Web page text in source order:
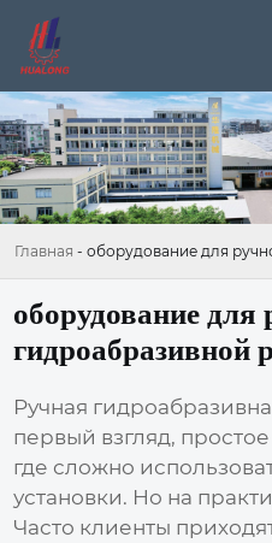
Главная - оборудование для
оборудование для
гидроабразивной
Ручная
первый взгляд,
где сложно
установки. Но на
Часто клиенты